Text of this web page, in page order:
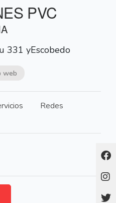
PVC
331 yEscobedo
web
Redes